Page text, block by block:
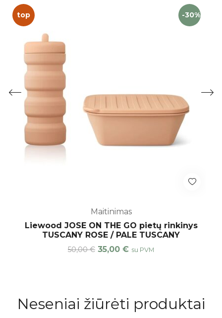
top -30%
Maitinimas
Liewood JOSE ON THE GO pietų rinkinys
TUSCANY ROSE / PALE TUSCANY
50,00€ 35,00 € su PVM
Neseniai žiūrėti produktai